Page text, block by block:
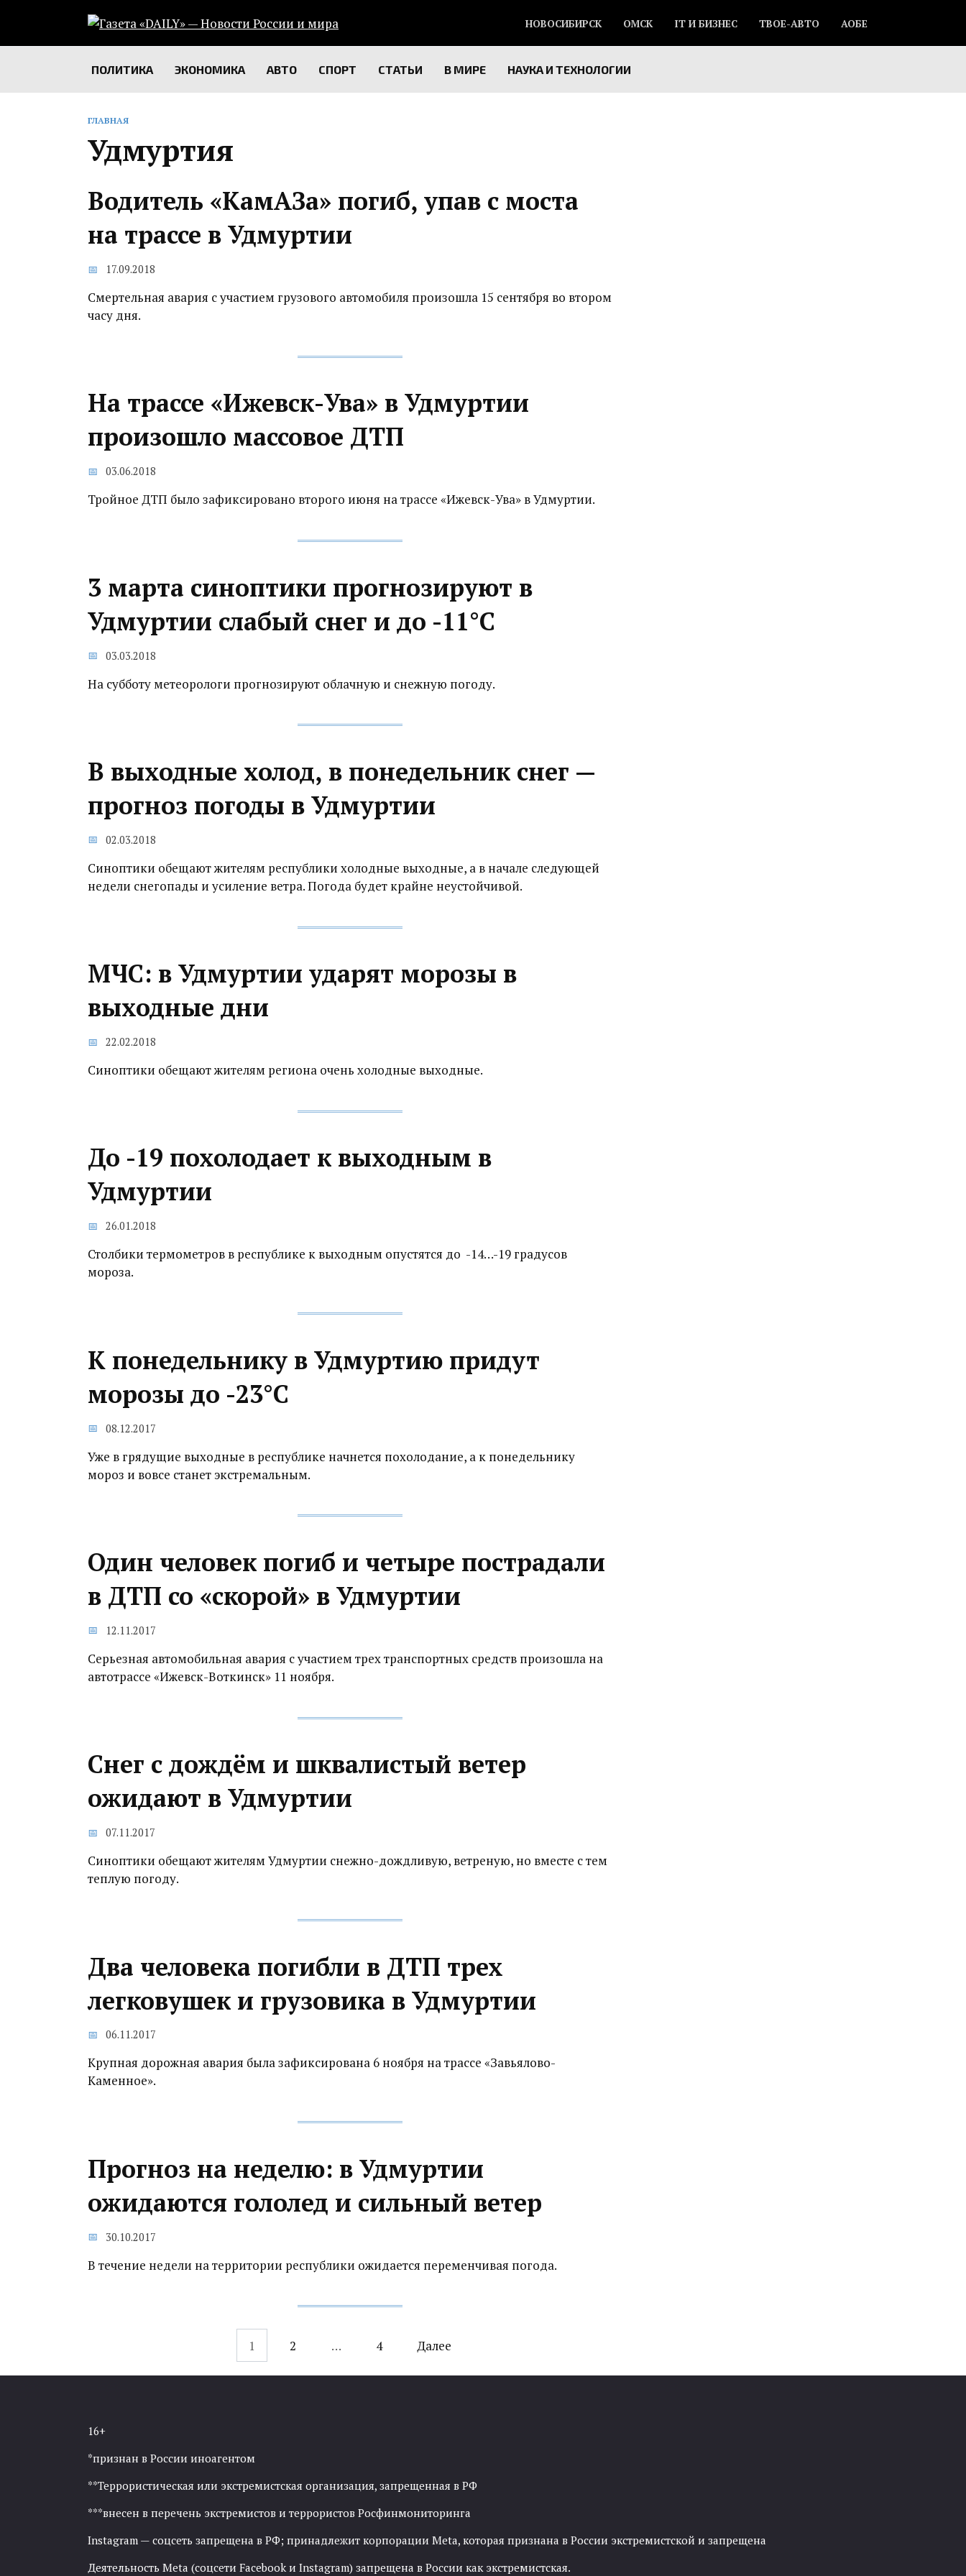
содержанию
НОВОСИБИРСК ОМСК IT И БИЗНЕС ТВОЕ-АВТО АОБЕ
ПОЛИТИКА ЭКОНОМИКА АВТО СПОРТ СТАТЬИ В МИРЕ НАУКА И ТЕХНОЛОГИИ
ГЛАВНАЯ
Удмуртия
Водитель «КамАЗа» погиб, упав с моста
на трассе в Удмуртии
17.09.2018
Смертельная авария с участием грузового автомобиля произошла 15 сентября во втором
часу дня.
На трассе «Ижевск-Ува» в Удмуртии
произошло массовое ДТП
03.06.2018
Тройное ДТП было зафиксировано второго июня на трассе «Ижевск-Ува» в Удмуртии.
3 марта синоптики прогнозируют в
Удмуртии слабый снег и до -11°С
03.03.2018
На субботу метеорологи прогнозируют облачную и снежную погоду.
В выходные холод, в понедельник снег —
прогноз погоды в Удмуртии
02.03.2018
Синоптики обещают жителям республики холодные выходные, а в начале следующей
недели снегопады и усиление ветра. Погода будет крайне неустойчивой.
МЧС: в Удмуртии ударят морозы в
выходные дни
22.02.2018
Синоптики обещают жителям региона очень холодные выходные.
До -19 похолодает к выходным в
Удмуртии
26.01.2018
Столбики термометров в республике к выходным опустятся до -14…-19 градусов
мороза.
К понедельнику в Удмуртию придут
морозы до -23°С
08.12.2017
Уже в грядущие выходные в республике начнется похолодание, а к понедельнику
мороз и вовсе станет экстремальным.
Один человек погиб и четыре пострадали
в ДТП со «скорой» в Удмуртии
12.11.2017
Серьезная автомобильная авария с участием трех транспортных средств произошла на
автотрассе «Ижевск-Воткинск» 11 ноября.
Снег с дождём и шквалистый ветер
ожидают в Удмуртии
07.11.2017
Синоптики обещают жителям Удмуртии снежно-дождливую, ветреную, но вместе с тем
теплую погоду.
Два человека погибли в ДТП трех
легковушек и грузовика в Удмуртии
06.11.2017
Крупная дорожная авария была зафиксирована 6 ноября на трассе «Завьялово-
Каменное».
Прогноз на неделю: в Удмуртии
ожидаются гололед и сильный ветер
30.10.2017
В течение недели на территории республики ожидается переменчивая погода.
записям
1 2 … 4 Далее
16+
*признан в России иноагентом
**Террористическая или экстремистская организация, запрещенная в РФ
***внесен в перечень экстремистов и террористов Росфинмониторинга
Instagram — соцсеть запрещена в РФ; принадлежит корпорации Meta, которая признана в России экстремистской и запрещена
Деятельность Meta (соцсети Facebook и Instagram) запрещена в России как экстремистская.